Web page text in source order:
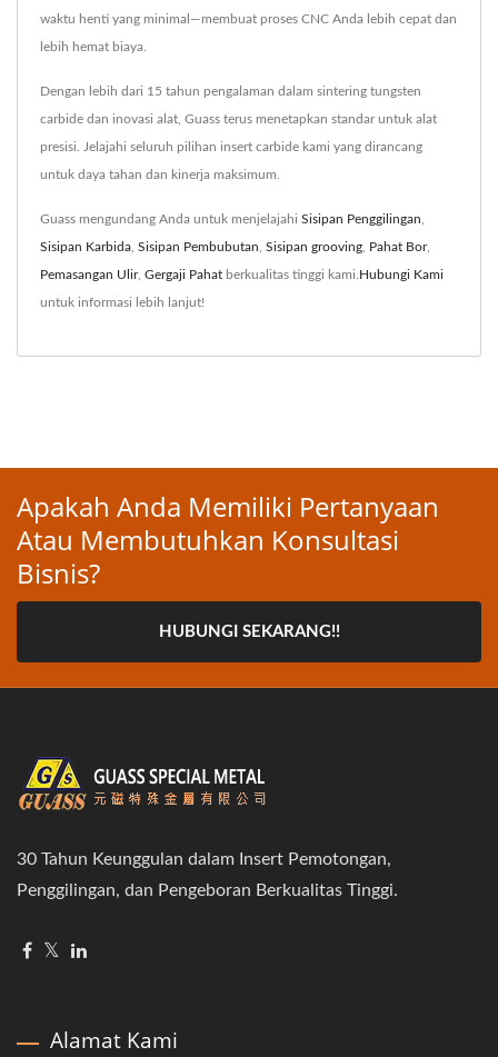
waktu henti yang minimal—membuat proses CNC Anda lebih cepat dan
lebih hemat biaya.
Dengan lebih dari 15 tahun pengalaman dalam sintering tungsten
carbide dan inovasi alat, Guass terus menetapkan standar untuk alat
presisi. Jelajahi seluruh pilihan insert carbide kami yang dirancang
untuk daya tahan dan kinerja maksimum.
Guass mengundang Anda untuk menjelajahi Sisipan Penggilingan
Sisipan Karbida Sisipan Pembubutan Sisipan grooving Pahat Bor,
Pemasangan Ulir, Gergaji Pahat berkualitas tinggi kami. Hubungi Kami
untuk informasi lebih lanjut!
Apakah Anda Memiliki Pertanyaan
Atau Membutuhkan Konsultasi
Bisnis?
HUBUNGI SEKARANG!!
30 Tahun Keunggulan dalam Insert Pemotongan,
Penggilingan, dan Pengeboran Berkualitas Tinggi.
Alamat Kami